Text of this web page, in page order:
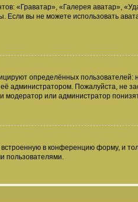
«Граватар», «Галерея аватар»,
Если вы не можете использовать
определённых пользователей:
администратором. Пожалуйста, не
или администратор
в конференцию форму, и
пользователями.